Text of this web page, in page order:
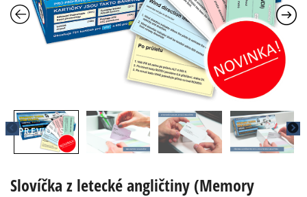
PREVIOUS
Slovíčka z letecké angličtiny (Memory